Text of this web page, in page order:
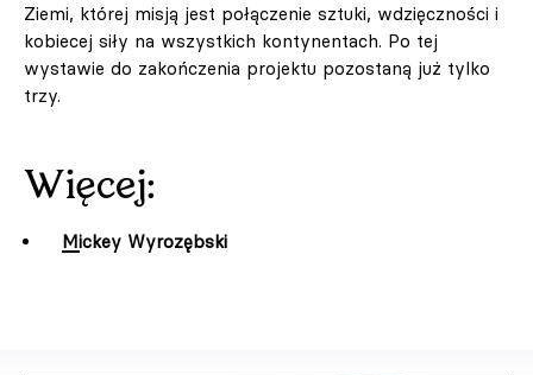
Ziemi, której misją jest połączenie sztuki, wdzięczności i
kobiecej siły na wszystkich kontynentach. Po tej
wystawie do zakończenia projektu pozostaną już tylko
trzy.
Więcej:
Mickey Wyrozębski